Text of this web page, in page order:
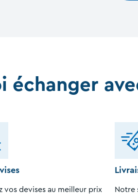
échanger
vos devises au meilleur prix
Notre